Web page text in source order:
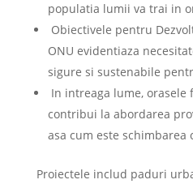
populatia lumii va trai in
Obiectivele pentru
ONU evidentiaza
sigure si sustenabile
In intreaga lume, orasele
contribui la abordarea
asa cum este schimbarea
Proiectele includ paduri